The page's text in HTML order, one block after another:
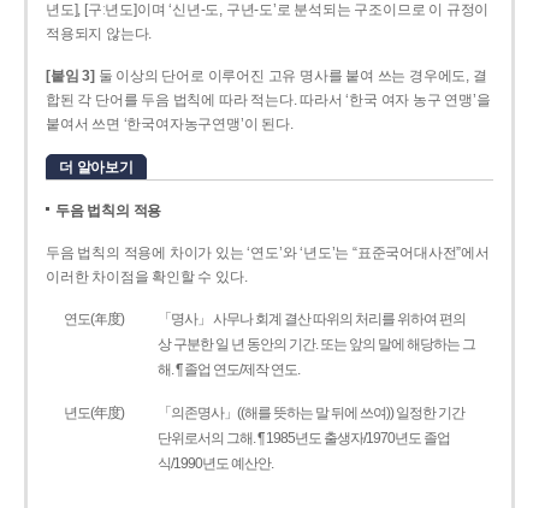
년도], [구ː년도]이며 ‘신년­-도, 구년-­도’로 분석되는 구조이므로 이 규정이
적용되지 않는다.
[붙임 3] 둘 이상의 단어로 이루어진 고유 명사를 붙여 쓰는 경우에도, 결
합된 각 단어를 두음 법칙에 따라 적는다. 따라서 ‘한국 여자 농구 연맹’을
붙여서 쓰면 ‘한국여자농구연맹’이 된다.
더 알아보기
두음 법칙의 적용
두음 법칙의 적용에 차이가 있는 ‘연도’와 ‘년도’는 “표준국어대사전”에서
이러한 차이점을 확인할 수 있다.
연도(年度)
「명사」 사무나 회계 결산 따위의 처리를 위하여 편의
상 구분한 일 년 동안의 기간. 또는 앞의 말에 해당하는 그
해. ¶ 졸업 연도/제작 연도.
년도(年度)
「의존명사」((해를 뜻하는 말 뒤에 쓰여)) 일정한 기간
단위로서의 그해. ¶ 1985년도 출생자/1970년도 졸업
식/1990년도 예산안.